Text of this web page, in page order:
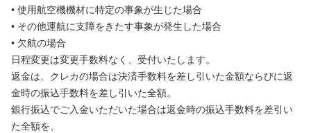
• 使用航空機機材に特定の事象が生じた場合
• その他運航に支障をきたす事象が発生した場合
• 欠航の場合
日程変更は変更手数料なく、受付いたします。
返金は、クレカの場合は決済手数料を差し引いた金額ならびに返
金時の振込手数料を差し引いた全額。
銀行振込でご入金いただいた場合は返金時の振込手数料を差引い
た全額を、